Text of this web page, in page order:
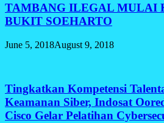
TAMBANG ILEGAL MULAI
BUKIT SOEHARTO
June 5, 2018August 9, 2018
Tingkatkan Kompetensi
Keamanan Siber, Indosat
Cisco Gelar Pelatihan